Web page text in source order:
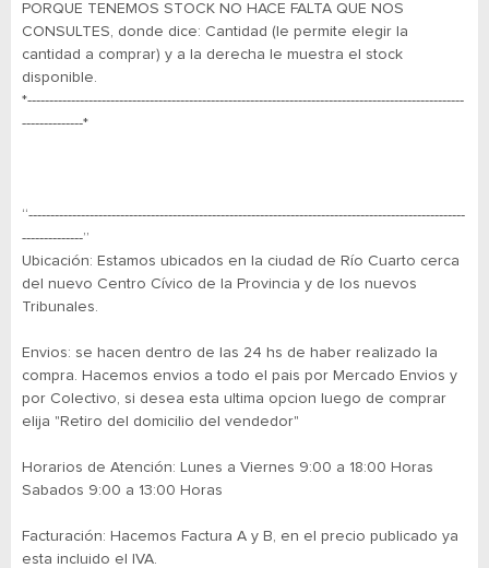
PORQUE TENEMOS STOCK NO HACE FALTA QUE NOS
CONSULTES, donde dice: Cantidad (le permite elegir la
cantidad a comprar) y a la derecha le muestra el stock
disponible.
*----------------------------------------------------------------------------------------------------
--------------*
“----------------------------------------------------------------------------------------------------
--------------”
Ubicación: Estamos ubicados en la ciudad de Río Cuarto cerca
del nuevo Centro Cívico de la Provincia y de los nuevos
Tribunales.
Envios: se hacen dentro de las 24 hs de haber realizado la
compra. Hacemos envios a todo el pais por Mercado Envios y
por Colectivo, si desea esta ultima opcion luego de comprar
elija "Retiro del domicilio del vendedor"
Horarios de Atención: Lunes a Viernes 9:00 a 18:00 Horas
Sabados 9:00 a 13:00 Horas
Facturación: Hacemos Factura A y B, en el precio publicado ya
esta incluido el IVA.